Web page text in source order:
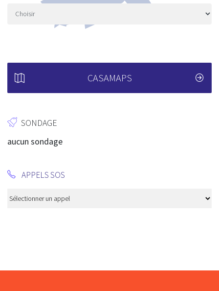
CASAMAPS
SONDAGE
aucun sondage
APPELS SOS